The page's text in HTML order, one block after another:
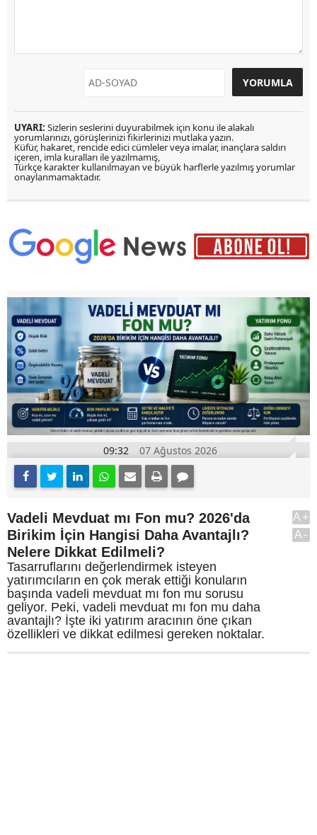
UYARI: Sizlerin seslerini duyurabilmek için konu ile alakalı
yorumlarınızı, görüşlerinizi fikirlerinizi mutlaka yazın.
Küfür, hakaret, rencide edici cümleler veya imalar, inançlara saldırı
içeren, imla kuralları ile yazılmamış,
Türkçe karakter kullanılmayan ve büyük harflerle yazılmış yorumlar
onaylanmamaktadır.
09:32 07 Ağustos 2026
Vadeli Mevduat mı Fon mu? 2026'da
Birikim İçin Hangisi Daha Avantajlı?
Nelere Dikkat Edilmeli?
Tasarruflarını değerlendirmek isteyen
yatırımcıların en çok merak ettiği konuların
başında vadeli mevduat mı fon mu sorusu
geliyor. Peki, vadeli mevduat mı fon mu daha
avantajlı? İşte iki yatırım aracının öne çıkan
özellikleri ve dikkat edilmesi gereken noktalar.
A+
A-